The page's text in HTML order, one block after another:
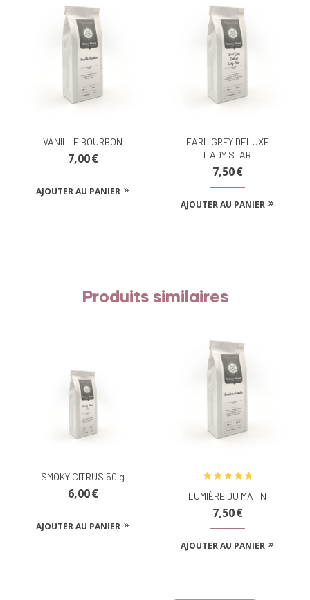
VANILLE BOURBON
7,00€
AJOUTER AU PANIER
EARL GREY DELUXE
LADY STAR
7,50€
AJOUTER AU PANIER
Produits similaires
SMOKY CITRUS 50 g
6,00€
AJOUTER AU PANIER
sur 5
LUMIÈRE DU MATIN
7,50€
AJOUTER AU PANIER